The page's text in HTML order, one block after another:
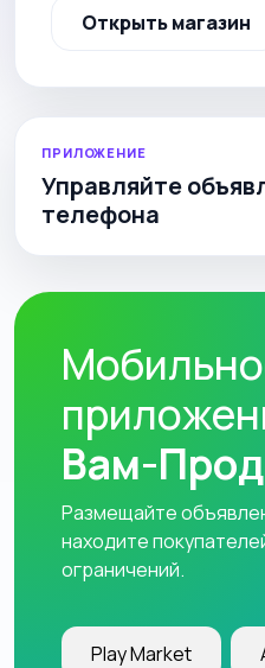
Открыть магазин
ПРИЛОЖЕНИЕ
Управляйте
телефона
Вам-
Размещайте
находите
ограничений.
Play Market